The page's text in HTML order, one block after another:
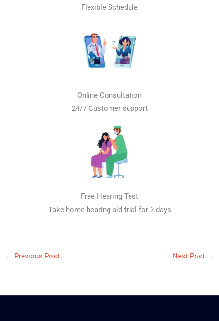
Flexible Schedule
Online Consultation
24/7 Customer support
Free Hearing Test
Take-home hearing aid trial for 3-days
← Previous Post Next Post →